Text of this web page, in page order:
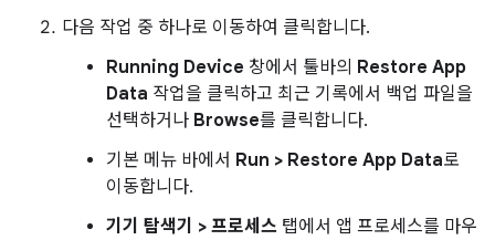
다음 작업 중 하나로 이동하여 클릭합니다.
Running Device 창에서 툴바의 Restore App
Data 작업을 클릭하고 최근 기록에서 백업 파일을
선택하거나 Browse를 클릭합니다.
기본 메뉴 바에서 Run > Restore App Data로
이동합니다.
기기 탐색기 > 프로세스 탭에서 앱 프로세스를 마우